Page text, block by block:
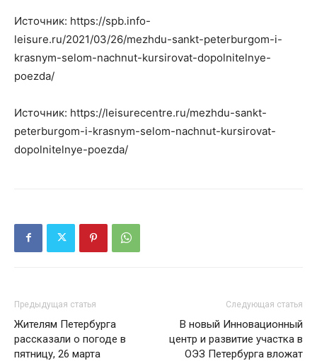
Источник: https://spb.info-
leisure.ru/2021/03/26/mezhdu-sankt-peterburgom-i-
krasnym-selom-nachnut-kursirovat-dopolnitelnye-
poezda/
Источник: https://leisurecentre.ru/mezhdu-sankt-
peterburgom-i-krasnym-selom-nachnut-kursirovat-
dopolnitelnye-poezda/
Предыдущая статья
Жителям Петербурга
рассказали о погоде в
пятницу, 26 марта
Следующая статья
В новый Инновационный
центр и развитие участка в
ОЭЗ Петербурга вложат